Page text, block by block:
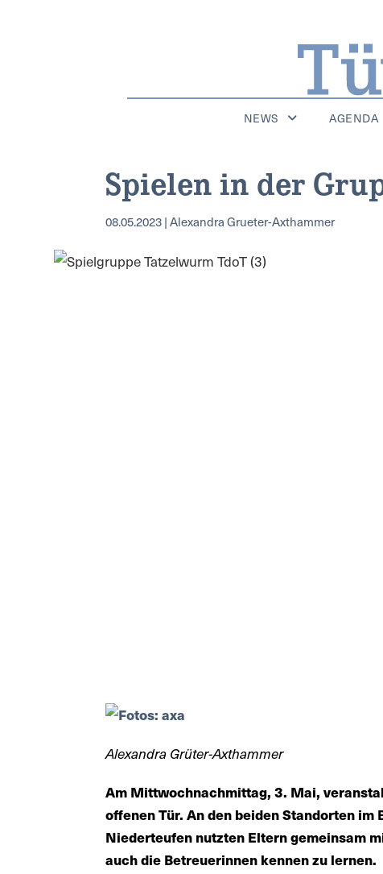
NEWS AGENDA
Spielen in der
08.05.2023 | Alexandra Grueter-Axthammer
Alexandra Grüter-Axthammer
Am Mittwochnachmittag, 3. Mai,
offenen Tür. An den beiden Standorten
Niederteufen nutzten Eltern gemeinsam
auch die Betreuerinnen kennen zu lernen.